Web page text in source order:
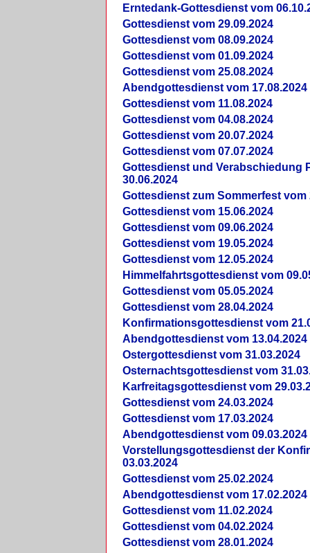
Erntedank-Gottesdienst vom
Gottesdienst vom 29.09.2024
Gottesdienst vom 08.09.2024
Gottesdienst vom 01.09.2024
Gottesdienst vom 25.08.2024
Abendgottesdienst vom 17.08.2024
Gottesdienst vom 11.08.2024
Gottesdienst vom 04.08.2024
Gottesdienst vom 20.07.2024
Gottesdienst vom 07.07.2024
Gottesdienst und Verabschiedung
30.06.2024
Gottesdienst zum Sommerfest vom
Gottesdienst vom 15.06.2024
Gottesdienst vom 09.06.2024
Gottesdienst vom 19.05.2024
Gottesdienst vom 12.05.2024
Himmelfahrtsgottesdienst vom
Gottesdienst vom 05.05.2024
Gottesdienst vom 28.04.2024
Konfirmationsgottesdienst vom
Abendgottesdienst vom 13.04.2024
Ostergottesdienst vom 31.03.2024
Osternachtsgottesdienst vom
Karfreitagsgottesdienst vom
Gottesdienst vom 24.03.2024
Gottesdienst vom 17.03.2024
Abendgottesdienst vom 09.03.2024
Vorstellungsgottesdienst der
03.03.2024
Gottesdienst vom 25.02.2024
Abendgottesdienst vom 17.02.2024
Gottesdienst vom 11.02.2024
Gottesdienst vom 04.02.2024
Gottesdienst vom 28.01.2024